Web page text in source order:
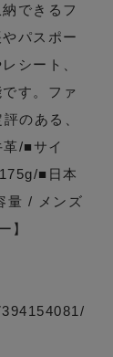
できるフ
パスポー
シート、
す。ファ
のある、
/■サイ
■日本
量 / メンズ
】